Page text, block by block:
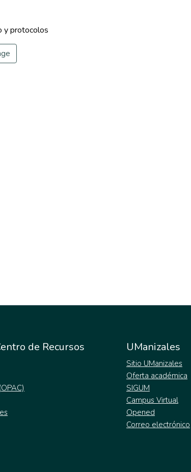
y protocolos
de Recursos UManizales
Sitio UManizales
Oferta académica
SIGUM
Campus Virtual
Opened
Correo electrónico